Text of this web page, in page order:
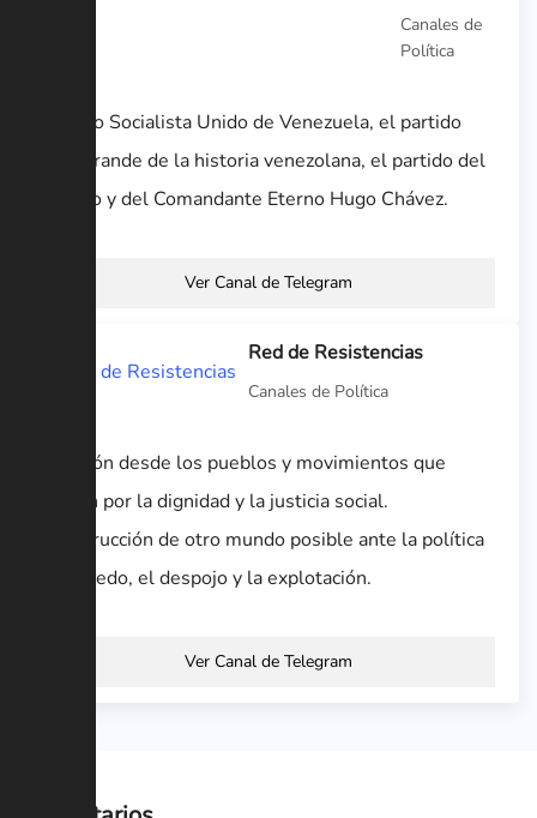
Canales de
Política
Partido Socialista Unido de Venezuela, el partido
más grande de la historia venezolana, el partido del
pueblo y del Comandante Eterno Hugo Chávez.
Ver Canal de Telegram
Red de Resistencias
Canales de Política
Difusión desde los pueblos y movimientos que
luchan por la dignidad y la justicia social.
Construcción de otro mundo posible ante la política
del miedo, el despojo y la explotación.
Ver Canal de Telegram